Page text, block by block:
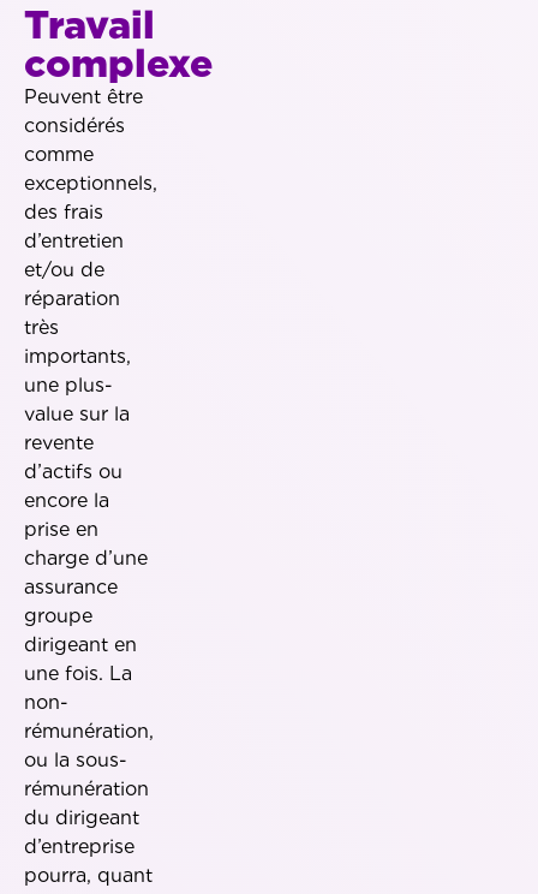
Travail
complexe
Peuvent être
considérés
comme
exceptionnels,
des frais
d’entretien
et/ou de
réparation
très
importants,
une plus-
value sur la
revente
d’actifs ou
encore la
prise en
charge d’une
assurance
groupe
dirigeant en
une fois. La
non-
rémunération,
ou la sous-
rémunération
du dirigeant
d’entreprise
pourra, quant